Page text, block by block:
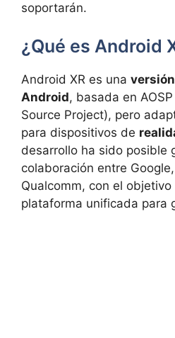
soportarán.
¿Qué es Android
Android XR es una
Android, basada en
Source Project), pero
para dispositivos de
desarrollo ha sido posible
colaboración entre
Qualcomm, con el
plataforma unificada para